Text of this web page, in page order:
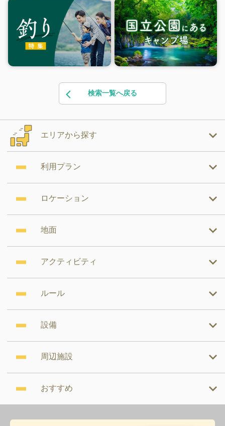
検索一覧へ戻る
エリアから探す
利用プラン
ロケーション
地面
アクティビティ
ルール
設備
周辺施設
おすすめ